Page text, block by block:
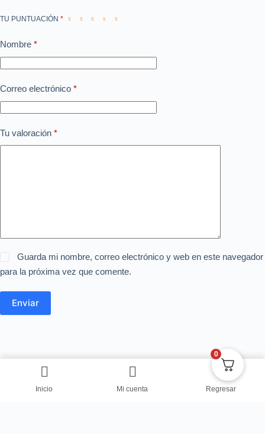
TU PUNTUACIÓN *
Nombre *
Correo electrónico *
Tu valoración *
Guarda mi nombre, correo electrónico y web en este navegador
para la próxima vez que comente.
Enviar
Inicio Mi cuenta Regresar
0